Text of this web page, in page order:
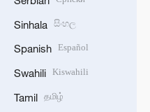
Sinhala සිංහල
Spanish Español
Swahili Kiswahili
Tamil தமிழ்